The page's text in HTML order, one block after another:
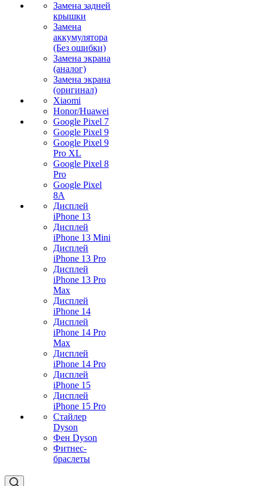
Замена задней
крышки
Замена
аккумулятора
(Без ошибки)
Замена экрана
(аналог)
Замена экрана
(оригинал)
Xiaomi
Honor/Huawei
Google Pixel 7
Google Pixel 9
Google Pixel 9
Pro XL
Google Pixel 8
Pro
Google Pixel
8A
Дисплей
iPhone 13
Дисплей
iPhone 13 Mini
Дисплей
iPhone 13 Pro
Дисплей
iPhone 13 Pro
Max
Дисплей
iPhone 14
Дисплей
iPhone 14 Pro
Max
Дисплей
iPhone 14 Pro
Дисплей
iPhone 15
Дисплей
iPhone 15 Pro
Стайлер
Dyson
Фен Dyson
Фитнес-
браслеты